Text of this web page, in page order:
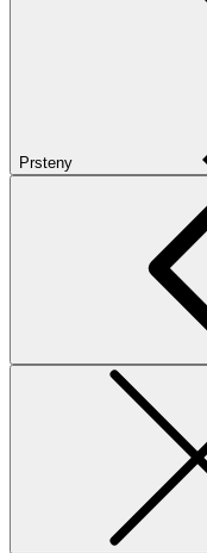
Prsteny